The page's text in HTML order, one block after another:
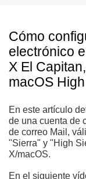
Cómo
electrónico
X El
macOS
En este artículo
de una cuenta de
de correo Mail,
"Sierra" y "High
X/macOS.
En el siguiente